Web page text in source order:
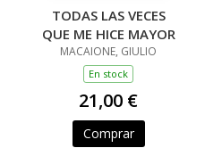
TODAS LAS VECES
QUE ME HICE MAYOR
MACAIONE, GIULIO
En stock
21,00 €
Comprar